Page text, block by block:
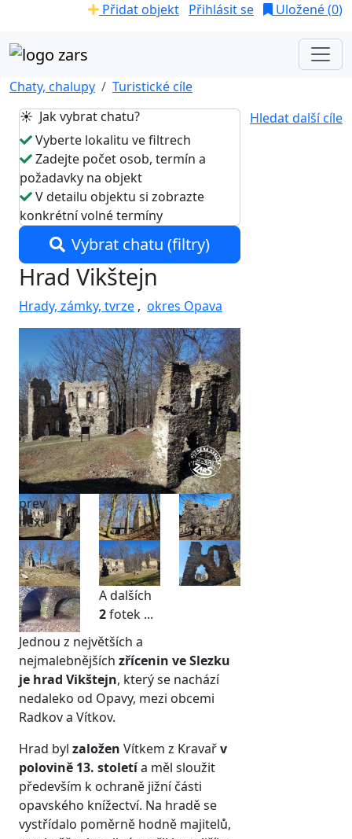
Přidat objekt Přihlásit se Uložené (0)
Chaty, chalupy
Turistické cíle
Hledat další cíle
☀️ Jak vybrat chatu?
Vyberte lokalitu ve filtrech
Zadejte počet osob, termín a
požadavky na objekt
V detailu objektu si zobrazte
konkrétní volné termíny
Vybrat chatu (filtry)
Hrad Vikštejn
Hrady, zámky, tvrze , okres Opava
prev
next
A dalších
2fotek ...
Jednou z největších a
nejmalebnějších zřícenin ve Slezku
je hrad Vikštejn, který se nachází
nedaleko od Opavy, mezi obcemi
Radkov a Vítkov.
Hrad byl založen Vítkem z Kravařv
polovině 13. stoletía měl sloužit
především k ochraně jižní části
opavského knížectví. Na hradě se
vystřídalo poměrně hodně majitelů,